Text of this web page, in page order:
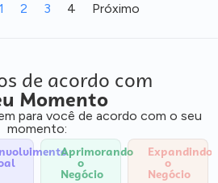
1 2 3 4 Próximo
de acordo com
Momento
para você de acordo com o seu
momento:
Aprimorando
o
Negócio
Expandindo
o
Negócio